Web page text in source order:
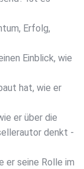
Erfolg,
Einblick, wie
hat, wie er
er über die
denkt -
er seine Rolle im